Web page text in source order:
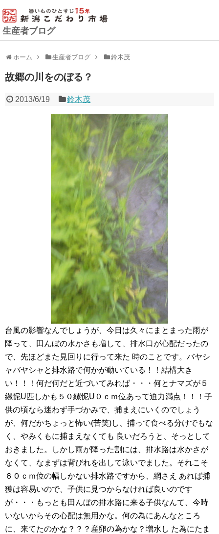
生産者ブログ
ホーム 生産者ブログ 鈴木茂
故郷の川をのぼる？
2013/6/19 鈴木茂
台風の影響なんでしょうが、今日は久々にまとまった雨が
降って、田んぼの水かさも増して、排水口が心配だったの
で、先ほどまた見回りに行って来た 時のことです。バヤシ
ャバヤシャと排水路で何かが動いている！！結構大き
い！！！何だ何だと近づいてみれば・・・何とナマズが５
縲怩U匹しかも５０縲怩U０ｃｍ位あって迫力満点！！！子
供の頃なら迷わず手づかみで、捕まえにいくのでしょう
が、何だかちょっと怖い(苦笑)し、捕って食べる分けでもな
く、やみくもに捕まえなくても 良いだろうと、そっとして
おきました。しかし雨が降った割には、排水路は水かさが
なくて、なまずは背びれを出して泳いでました。それこそ
６０ｃｍ位の幅しかない排水路ですから、網さえ あれば捕
獲は容易いので、子供に見つからなければ良いのです
が・・・もっとも田んぼの排水路に来る子供なんて、今時
いないからその心配は無用かな。何の為にあんなところ
に、来てたのかな？？？産卵の為かな？増水し た為にたま